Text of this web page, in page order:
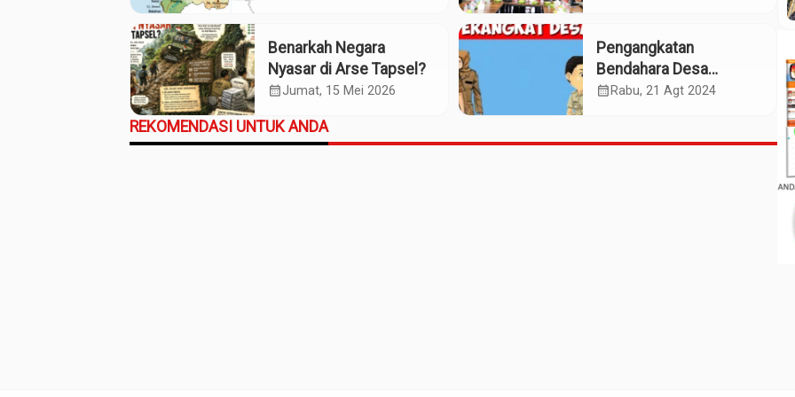
Benarkah Negara
Nyasar di Arse Tapsel?
calendar_monthJumat, 15 Mei 2026
Pengangkatan
Bendahara Desa
Hutabaringin Julu
calendar_month Rabu, 21 Agt 2024
REKOMENDASI UNTUK ANDA